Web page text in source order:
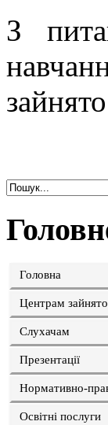
З
Головна
Центрам
Слухачам
Презентації
Нормативно-
Освітні послуги